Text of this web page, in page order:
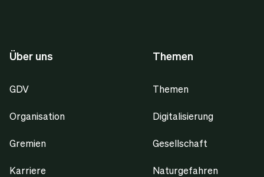
Über uns
GDV
Organisation
Gremien
Karriere
Themen
Themen
Digitalisierung
Gesellschaft
Naturgefahren